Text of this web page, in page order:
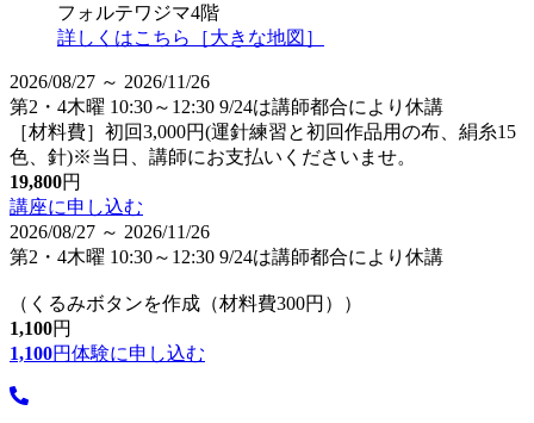
フォルテワジマ4階
詳しくはこちら［大きな地図］
2026/08/27 ～ 2026/11/26
第2・4木曜 10:30～12:30 9/24は講師都合により休講
［材料費］初回3,000円(運針練習と初回作品用の布、絹糸15
色、針)※当日、講師にお支払いくださいませ。
19,800円
講座に申し込む
2026/08/27 ～ 2026/11/26
第2・4木曜 10:30～12:30 9/24は講師都合により休講
（くるみボタンを作成（材料費300円））
1,100円
1,100円体験に申し込む